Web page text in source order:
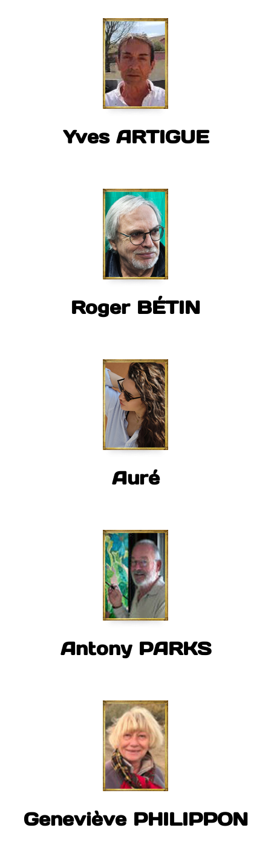
Yves ARTIGUE
Roger BÉTIN
Auré
Antony PARKS
Geneviève PHILIPPON